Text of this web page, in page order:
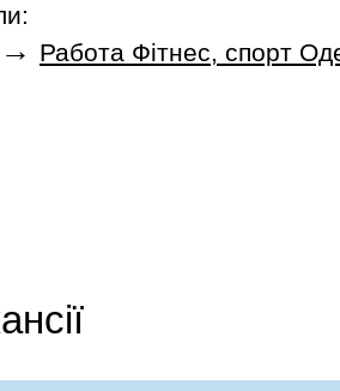
→ Работа Фітнес, спорт